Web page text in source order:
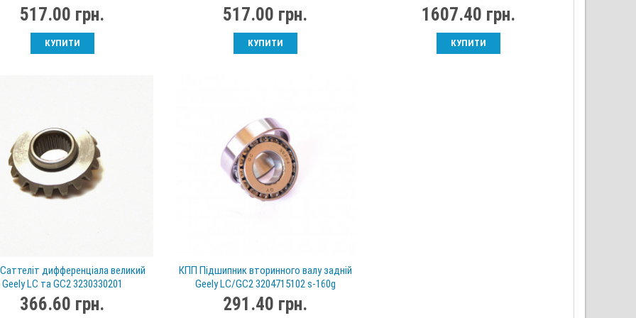
517.00 грн.
КУПИТИ
517.00 грн.
КУПИТИ
1607.40 грн.
КУПИТИ
дифференціала великий
Geely LC та GC2 3230330201
366.60 грн.
КПП Підшипник вторинного валу задній
Geely LC/GC2 3204715102 s-160g
291.40 грн.